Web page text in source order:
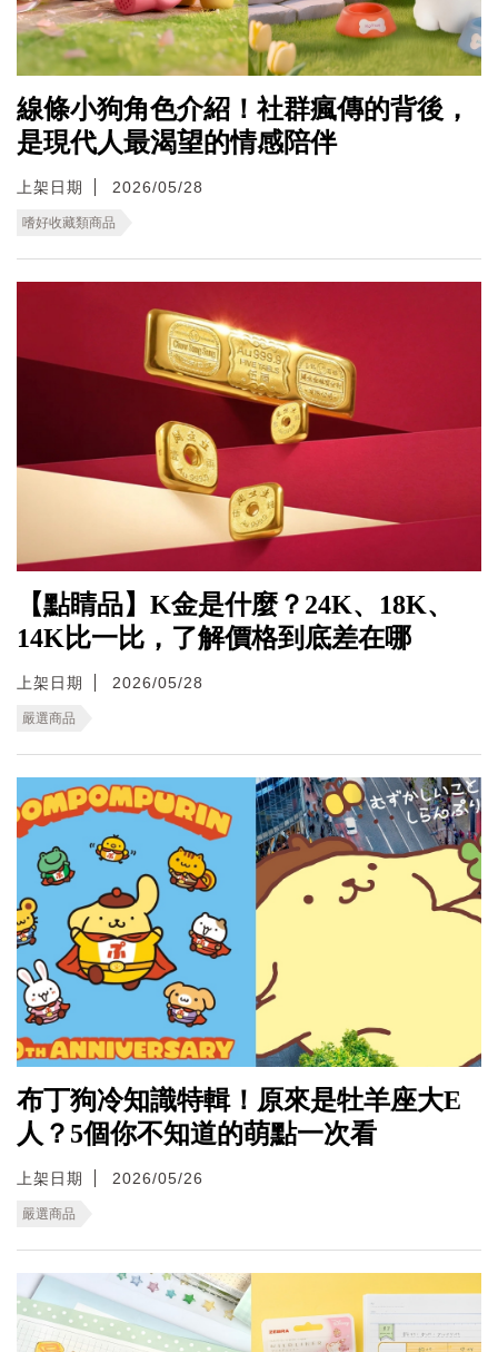
線條小狗角色介紹！社群瘋傳的背後，
是現代人最渴望的情感陪伴
上架日期 2026/05/28
嗜好收藏類商品
【點睛品】K金是什麼？24K、18K、
14K比一比，了解價格到底差在哪
上架日期 2026/05/28
嚴選商品
布丁狗冷知識特輯！原來是牡羊座大E
人？5個你不知道的萌點一次看
上架日期 2026/05/26
嚴選商品